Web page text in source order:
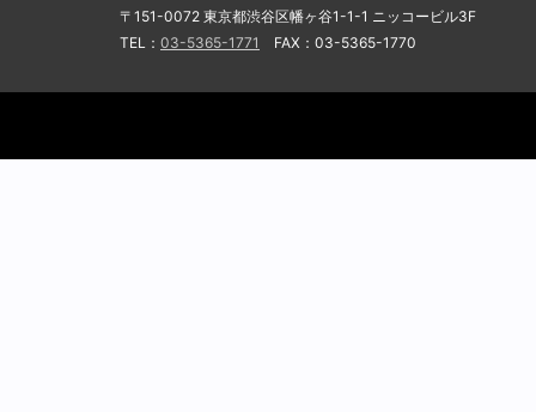
〒151-0072 東京都渋谷区幡ヶ谷1-1-1 ニッコービル3F
TEL： 03-5365-1771 FAX：03-5365-1770